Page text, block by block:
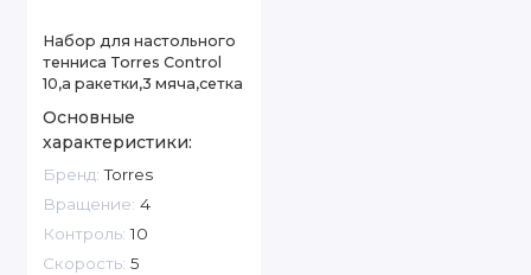
Набор для настольного
тенниса Torres Control
10,а ракетки,3 мяча,сетка
Основные
характеристики:
Бренд: Torres
Вращение: 4
Контроль: 10
Скорость: 5